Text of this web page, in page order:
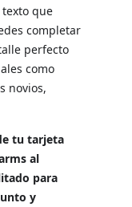
que
completar
perfecto
como
novios,
tu tarjeta
al
para
y